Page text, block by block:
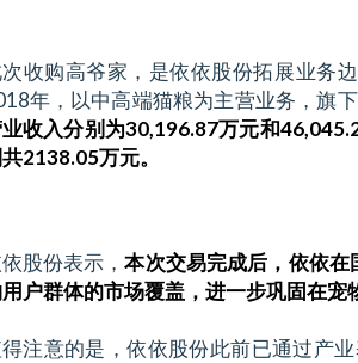
收购高爷家，是依依股份拓展业务
年，以中高端猫粮为主营业务，旗
收入分别为30,196.87万元和
2138.05万元。
股份表示，本次交易完成后，依依
户群体的市场覆盖，进一步巩固在
注意的是，依依股份此前已通过产